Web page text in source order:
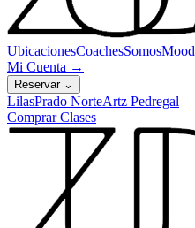
UbicacionesCoachesSomosMood
Mi Cuenta →
Reservar ⌄
LilasPrado NorteArtz Pedregal
Comprar Clases